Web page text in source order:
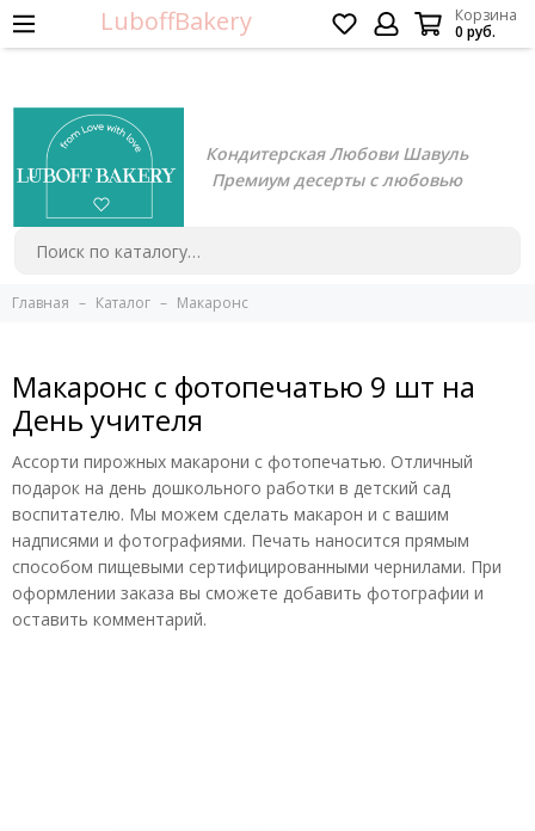
Кондитерская Любови Шавуль
Премиум десерты с любовью
LuboffBakery
Корзина
0 руб.
Главная Каталог Макаронс
Макаронс с фотопечатью 9 шт на
День учителя
Ассорти пирожных макарони с фотопечатью. Отличный
подарок на день дошкольного работки в детский сад
воспитателю. Мы можем сделать макарон и с вашим
надписями и фотографиями. Печать наносится прямым
способом пищевыми сертифицированными чернилами. При
оформлении заказа вы сможете добавить фотографии и
оставить комментарий.